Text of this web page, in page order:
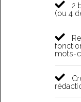
2
(ou 4
mots-